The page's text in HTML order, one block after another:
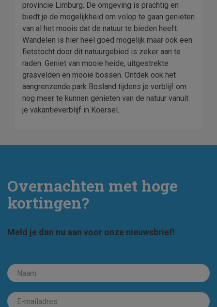
provincie Limburg. De omgeving is prachtig en
biedt je de mogelijkheid om volop te gaan genieten
van al het moois dat de natuur te bieden heeft.
Wandelen is hier heel goed mogelijk maar ook een
fietstocht door dit natuurgebied is zeker aan te
raden. Geniet van mooie heide, uitgestrekte
grasvelden en mooie bossen. Ontdek ook het
aangrenzende park Bosland tijdens je verblijf om
nog meer te kunnen genieten van de natuur vanuit
je vakantieverblijf in Koersel.
Overnachten met hoge
kortingen?
Meld je dan nu aan voor onze nieuwsbrief!